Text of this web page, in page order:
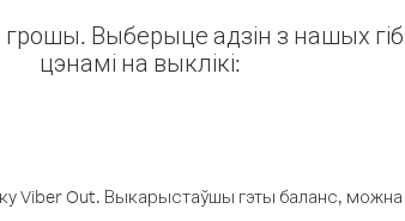
Выберыце адзін з нашых
цэнамі на выклікі:
Viber Out. Выкарыстаўшы гэты баланс,